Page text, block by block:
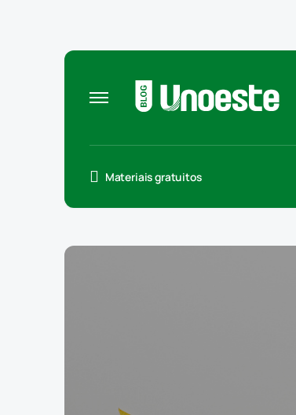
Materiais gratuitos